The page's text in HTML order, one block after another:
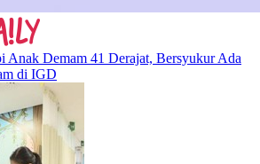
Anak Demam 41 Derajat, Bersyukur Ada
di IGD